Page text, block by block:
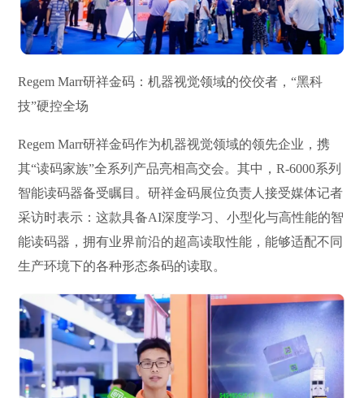
Regem Marr研祥金码：机器视觉领域的佼佼者，“黑科
技”硬控全场
Regem Marr研祥金码作为机器视觉领域的领先企业，携
其“读码家族”全系列产品亮相高交会。其中，R-6000系列
智能读码器备受瞩目。研祥金码展位负责人接受媒体记者
采访时表示：这款具备AI深度学习、小型化与高性能的智
能读码器，拥有业界前沿的超高读取性能，能够适配不同
生产环境下的各种形态条码的读取。